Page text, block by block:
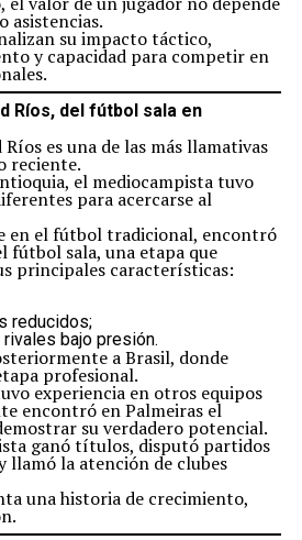
asistencias.
su impacto táctico,
y capacidad para competir en
Ríos, del fútbol sala en
es una de las más llamativas
reciente.
el mediocampista tuvo
para acercarse al
en el fútbol tradicional, encontró
fútbol sala, una etapa que
principales características:
reducidos;
bajo presión.
a Brasil, donde
profesional.
experiencia en otros equipos
encontró en Palmeiras el
su verdadero potencial.
ganó títulos, disputó partidos
llamó la atención de clubes
una historia de crecimiento,